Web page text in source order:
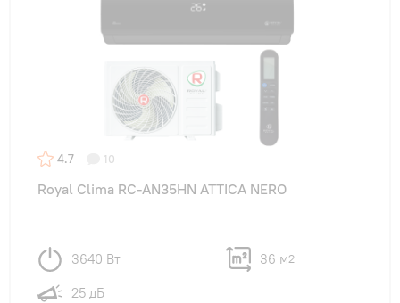
4.7 10
Royal Clima RC-AN35HN ATTICA NERO
3640 Вт 36 м2
25 дБ